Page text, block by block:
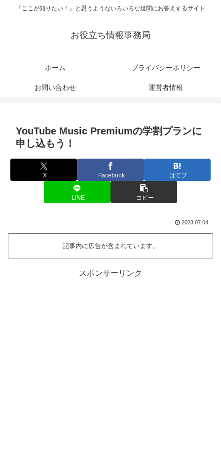
『ここが知りたい！』と思うようないろいろな疑問にお答えするサイト
お役立ち情報事務局
ホーム プライバシーポリシー
お問い合わせ 運営者情報
YouTube Music Premiumの学割プランに
申し込もう！
X Facebook はてブ
LINE コピー
2023.07.04
記事内に広告が含まれています。
スポンサーリンク